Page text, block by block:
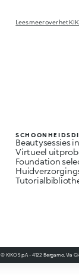
Lees meer over het
Beautysessies
Virtueel
Foundation
© KIKO S.p.A. - 4122 Bergamo, Via